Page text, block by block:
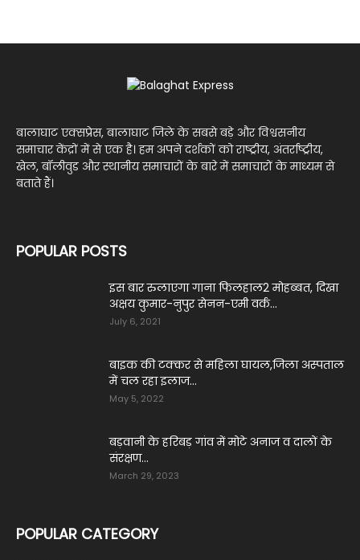
बालाघाट एक्सप्रेस, बालाघाट जिले के सबसे बड़े और विश्वसनीय
समाचार केंद्रों में से एक है। हम अपने दर्शकों को राष्ट्रीय, अंतर्राष्ट्रीय,
खेल, बॉलीवुड और स्थानीय समाचारों के बारे में समाचारों के माध्यम से
बताते हैं।
POPULAR POSTS
इस बार रुलाएगा गाना फिलहाल2 मोहब्बत, दिखा
अक्षय कुमार-नुपुर सेनन-एमी वर्क...
July 6, 2021
बाइक की टक्कर से महिला घायल,जिला अस्पताल
में चल रहा इलाज...
May 5, 2022
बड़वानी के हरिबड़ गांव में मोटे अनाज व दालों के
संरक्षण...
March 29, 2023
POPULAR CATEGORY